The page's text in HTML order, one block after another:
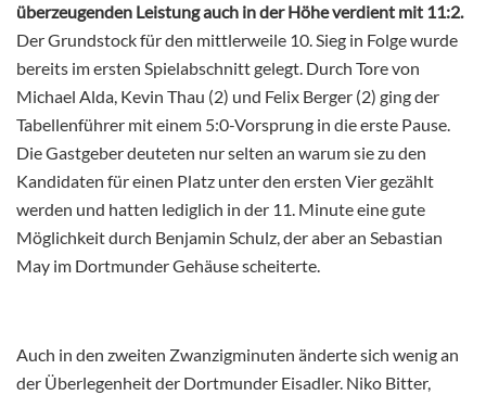
überzeugenden Leistung auch in der Höhe verdient mit 11:2.
Der Grundstock für den mittlerweile 10. Sieg in Folge wurde
bereits im ersten Spielabschnitt gelegt. Durch Tore von
Michael Alda, Kevin Thau (2) und Felix Berger (2) ging der
Tabellenführer mit einem 5:0-Vorsprung in die erste Pause.
Die Gastgeber deuteten nur selten an warum sie zu den
Kandidaten für einen Platz unter den ersten Vier gezählt
werden und hatten lediglich in der 11. Minute eine gute
Möglichkeit durch Benjamin Schulz, der aber an Sebastian
May im Dortmunder Gehäuse scheiterte.
Auch in den zweiten Zwanzigminuten änderte sich wenig an
der Überlegenheit der Dortmunder Eisadler. Niko Bitter,